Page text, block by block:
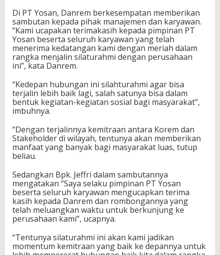
Di PT Yosan, Danrem berkesempatan memberikan
sambutan kepada pihak manajemen dan karyawan.
“Kami ucapakan terimakasih kepada pimpinan PT
Yosan beserta seluruh karyawan yang telah
menerima kedatangan kami dengan meriah dalam
rangka menjalin silaturahmi dengan perusahaan
ini”, kata Danrem.
“Kedepan hubungan ini silahturahmi agar bisa
terjalin lebih baik lagi, salah satunya bisa dalam
bentuk kegiatan-kegiatan sosial bagi masyarakat”,
imbuhnya.
“Dengan terjalinnya kemitraan antara Korem dan
Stakeholder di wilayah, tentunya akan memberikan
manfaat yang banyak bagi masyarakat luas, tutup
beliau.
Sedangkan Bpk. Jeffri dalam sambutannya
mengatakan “Saya selaku pimpinan PT Yosan
beserta seluruh karyawan mengucapkan terima
kasih kepada Danrem dan rombongannya yang
telah meluangkan waktu untuk berkunjung ke
perusahaan kami”, ucapnya.
“Tentunya silaturahmi ini akan kami jadikan
momentum kemitraan yang baik ke depannya untuk